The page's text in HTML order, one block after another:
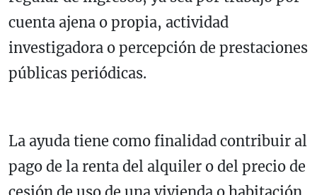
cuenta ajena o propia, actividad
investigadora o percepción de prestaciones
públicas periódicas.
La ayuda tiene como finalidad contribuir al
pago de la renta del alquiler o del precio de